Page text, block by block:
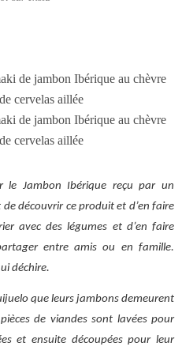
le Jambon Ibérique reçu par un
découvrir ce produit et d’en faire
avec des légumes et d’en faire
entre amis ou en famille.
déchire.
que leurs jambons demeurent
de viandes sont lavées pour
et ensuite découpées pour leur